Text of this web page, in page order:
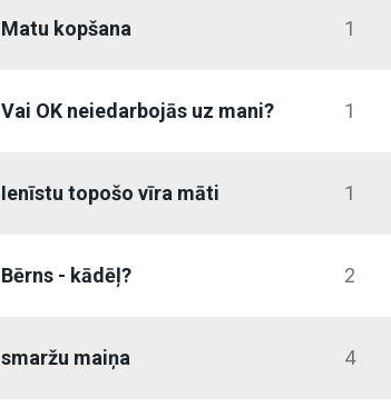
Matu kopšana 1
Vai OK neiedarbojās uz mani? 1
Ienīstu topošo vīra māti 1
Bērns - kādēļ? 2
smaržu maiņa 4